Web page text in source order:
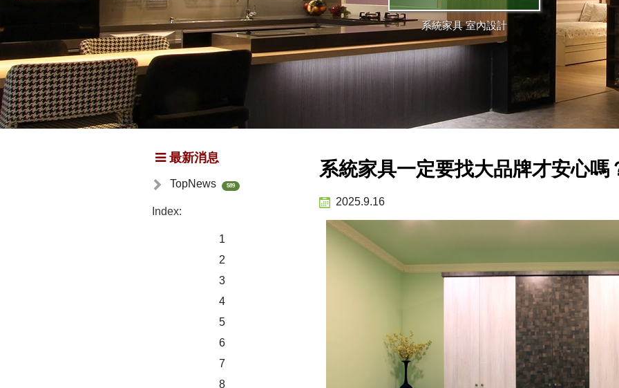
系統家具 室內設計
最新消息
TopNews 589
Index:
1
2
3
4
5
6
7
8
系統家具一定要找大品牌才安心嗎
2025.9.16